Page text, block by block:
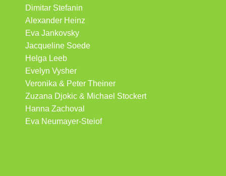
Dimitar Stefanin
Alexander Heinz
Eva Jankovsky
Jacqueline Soede
Helga Leeb
Evelyn Vysher
Veronika & Peter Theiner
Zuzana Djokic & Michael Stockert
Hanna Zachoval
Eva Neumayer-Steiof